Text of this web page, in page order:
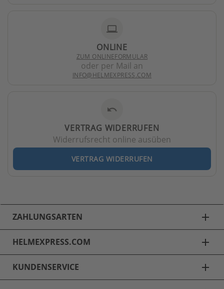
laptop
ONLINE
ZUM ONLINEFORMULAR
oder per Mail an
INFO@HELMEXPRESS.COM
undo
VERTRAG WIDERRUFEN
Widerrufsrecht online ausüben
VERTRAG WIDERRUFEN
ZAHLUNGSARTEN add
HELMEXPRESS.COM add
KUNDENSERVICE add